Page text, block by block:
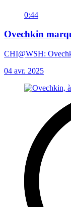
0:44
Ovechkin
CHI@WSH:
04 avr. 2025